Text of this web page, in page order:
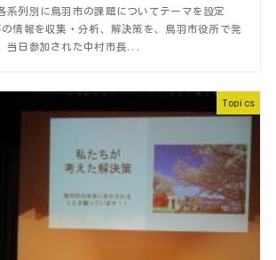
系列別に鳥羽市の課題についてテーマを設定
情報を収集・分析、解決策を、鳥羽市役所で発
当日参加された中村市長...
Topics